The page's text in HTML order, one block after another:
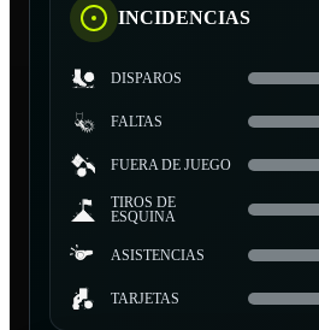
INCIDENCIAS
DISPAROS
FALTAS
FUERA DE JUEGO
TIROS DE
ESQUINA
ASISTENCIAS
TARJETAS